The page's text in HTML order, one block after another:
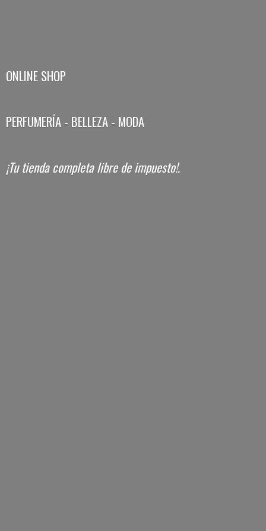
ONLINE SHOP
PERFUMERÍA - BELLEZA - MODA
¡Tu tienda completa librede impuesto!.